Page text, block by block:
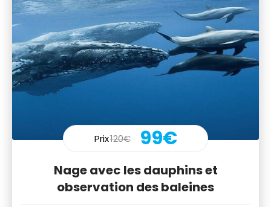
Prix120€ 99€
Nage avec les dauphins et
observation des baleines